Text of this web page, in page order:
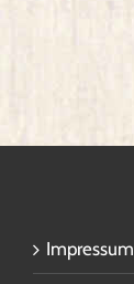
Impressum